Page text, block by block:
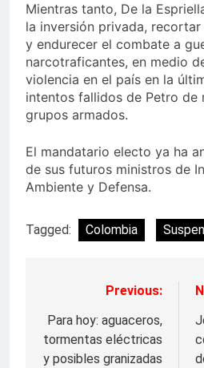
Mientras tanto, De la
la inversión privada,
y endurecer el combate a
narcotraficantes, en medio
violencia en el país en la
intentos fallidos de Petro de
grupos armados.
El mandatario electo ya ha
de sus futuros ministros de
Ambiente y Defensa.
Tagged: Colombia
Navegación
de
entradas
Previous:
Para hoy: aguaceros,
tormentas eléctricas
y posibles granizadas